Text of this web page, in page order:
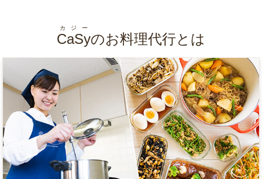
CaSy
カジー
のお料理代行とは